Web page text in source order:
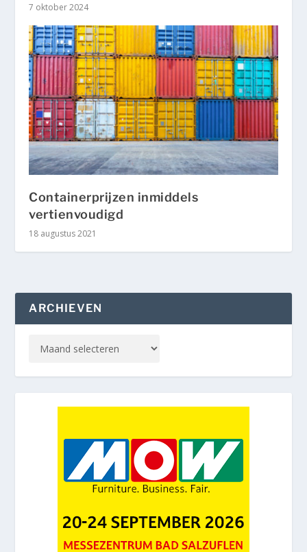
7 oktober 2024
Containerprijzen inmiddels
vertienvoudigd
18 augustus 2021
ARCHIEVEN